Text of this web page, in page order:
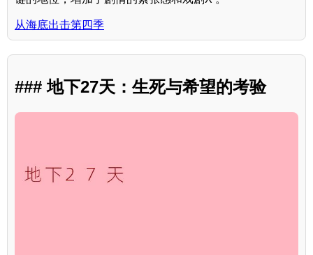
从海底出击第四季
### 地下27天：生死与希望的考验